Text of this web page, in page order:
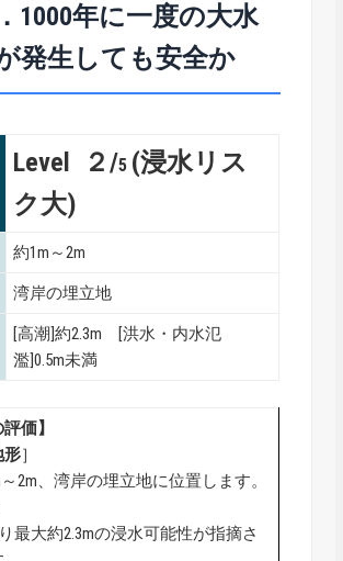
1000年に一度の大水
発生しても安全か
Level ２/5 (浸水リス
ク大)
約1m～2m
湾岸の埋立地
[高潮]約2.3m [洪水・内水氾
濫]0.5m未満
価】
形］
2m、湾岸の埋立地に位置します。
最大約2.3mの浸水可能性が指摘さ